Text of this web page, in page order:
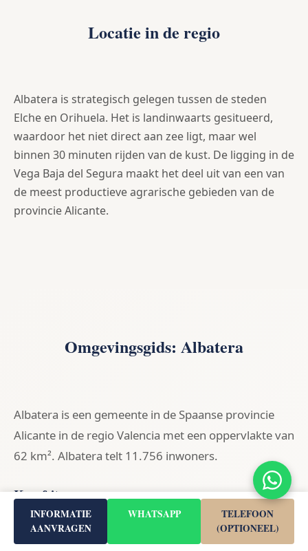
Locatie in de regio
Albatera is strategisch gelegen tussen de steden
Elche en Orihuela. Het is landinwaarts gesitueerd,
waardoor het niet direct aan zee ligt, maar wel
binnen 30 minuten rijden van de kust. De ligging in de
Vega Baja del Segura maakt het deel uit van een van
de meest productieve agrarische gebieden van de
provincie Alicante.
Omgevingsgids: Albatera
Albatera is een gemeente in de Spaanse provincie
Alicante in de regio Valencia met een oppervlakte van
62 km². Albatera telt 11.756 inwoners.
Kernfeiten
INFORMATIE
AANVRAGEN
WHATSAPP
TELEFOON
(OPTIONEEL)